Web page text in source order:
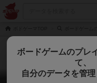
ボードゲームのプレ
て、
自分のデータを管